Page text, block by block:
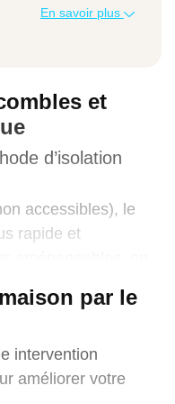
par soufflage
(intérieur)
40 à 80 €
(sarking)
de
à traiter et des
En savoir plus
et
d’isolation
accessibles), le
rapide et
ou par
être refaite.
: confort,
futur, ou
Rénovations
par le
intervention
améliorer votre